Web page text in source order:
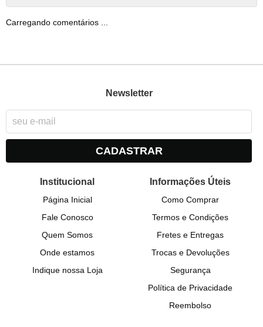
Carregando comentários ...
Newsletter
CADASTRAR
Institucional
Página Inicial
Fale Conosco
Quem Somos
Onde estamos
Indique nossa Loja
Informações Úteis
Como Comprar
Termos e Condições
Fretes e Entregas
Trocas e Devoluções
Segurança
Política de Privacidade
Reembolso